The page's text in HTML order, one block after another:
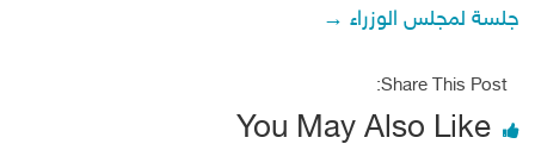
جلسة لمجلس الوزراء →
Share This Post:
You May Also Like